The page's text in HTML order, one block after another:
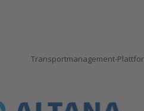
Transportmanagement-